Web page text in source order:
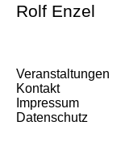
Rolf Enzel
Veranstaltungen
Kontakt
Impressum
Datenschutz